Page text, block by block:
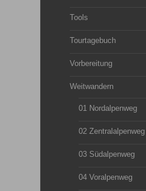
Tools
Tourtagebuch
Vorbereitung
Weitwandern
01 Nordalpenweg
02 Zentralalpenweg
03 Südalpenweg
04 Voralpenweg